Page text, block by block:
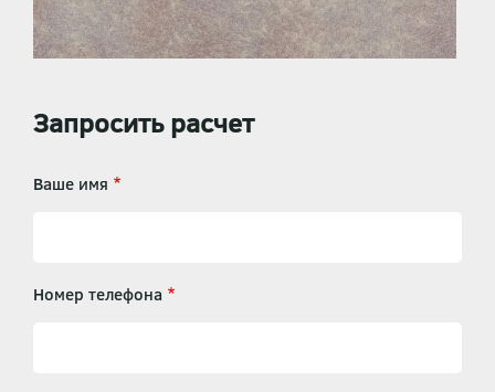
Запросить расчет
Ваше имя
Номер телефона